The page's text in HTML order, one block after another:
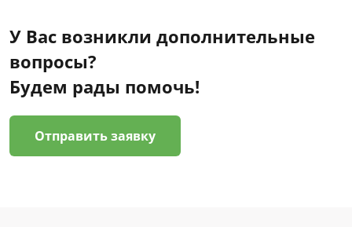
У Вас возникли дополнительные
вопросы?
Будем рады помочь!
Отправить заявку